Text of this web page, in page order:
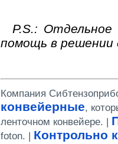
P.S.:
помощь в решении
Компания
конвейерные,
ленточном конвейере. |
foton. | Контрольно